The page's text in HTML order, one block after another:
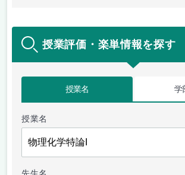
授業評価・楽単情報を探す
授業名 学
授業名